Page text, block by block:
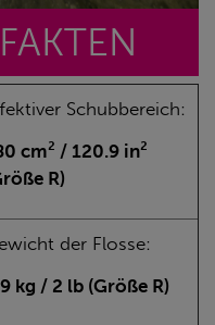
Schubbereich:
cm² / 120.9 in²
R)
der Flosse:
kg / 2 lb (Größe R)